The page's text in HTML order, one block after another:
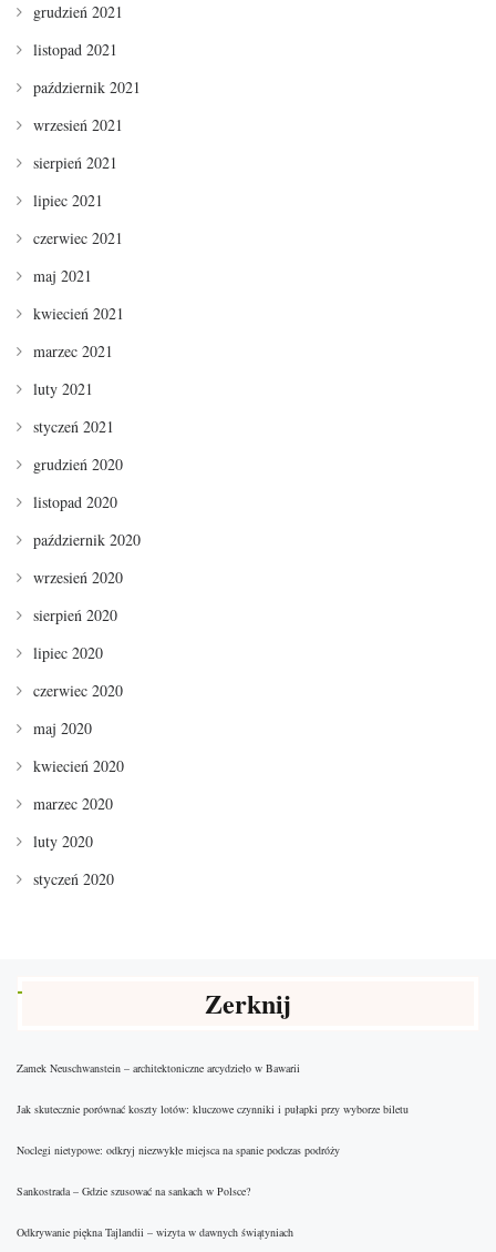
grudzień 2021
listopad 2021
październik 2021
wrzesień 2021
sierpień 2021
lipiec 2021
czerwiec 2021
maj 2021
kwiecień 2021
marzec 2021
luty 2021
styczeń 2021
grudzień 2020
listopad 2020
październik 2020
wrzesień 2020
sierpień 2020
lipiec 2020
czerwiec 2020
maj 2020
kwiecień 2020
marzec 2020
luty 2020
styczeń 2020
Zerknij
Zamek Neuschwanstein – architektoniczne arcydzieło w Bawarii
Jak skutecznie porównać koszty lotów: kluczowe czynniki i pułapki przy wyborze biletu
Noclegi nietypowe: odkryj niezwykłe miejsca na spanie podczas podróży
Sankostrada – Gdzie szusować na sankach w Polsce?
Odkrywanie piękna Tajlandii – wizyta w dawnych świątyniach